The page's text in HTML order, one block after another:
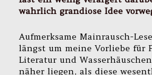
wahrlich grandiose Idee
Aufmerksame Mainrausch-
längst um meine Vorliebe für
Literatur und
näher liegen, als diese